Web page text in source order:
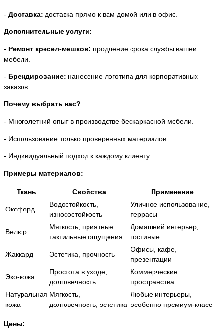
- Доставка: доставка прямо к вам домой или в офис.
Дополнительные услуги:
- Ремонт кресел-мешков: продление срока службы вашей
мебели.
- Брендирование: нанесение логотипа для корпоративных
заказов.
Почему выбрать нас?
- Многолетний опыт в производстве бескаркасной мебели.
- Использование только проверенных материалов.
- Индивидуальный подход к каждому клиенту.
Примеры материалов:
Ткань Свойства Применение
Оксфорд
Водостойкость,
износостойкость
Уличное использование,
террасы
Велюр
Мягкость, приятные
тактильные ощущения
Домашний интерьер,
гостиные
Жаккард Эстетика, прочность
Офисы, кафе,
презентации
Эко-кожа
Простота в уходе,
долговечность
Коммерческие
пространства
Натуральная
кожа
Мягкость,
долговечность, эстетика
Любые интерьеры,
особенно премиум-класс
Цены: